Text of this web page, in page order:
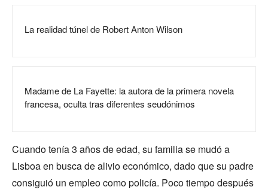
La realidad túnel de Robert Anton Wilson
Madame de La Fayette: la autora de la primera novela
francesa, oculta tras diferentes seudónimos
Cuando tenía 3 años de edad, su familia se mudó a
Lisboa en busca de alivio económico, dado que su padre
consiguió un empleo como policía. Poco tiempo después